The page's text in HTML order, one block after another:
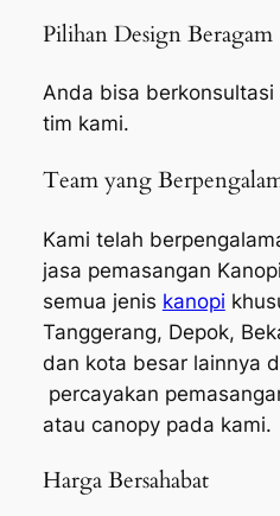
Pilihan Design Beragam
Anda bisa
tim kami.
Team yang
Kami telah
jasa pemasangan
semua jenis kanopi
Tanggerang, Depok,
dan kota besar lainnya
percayakan
atau canopy pada kami.
Harga Bersahabat